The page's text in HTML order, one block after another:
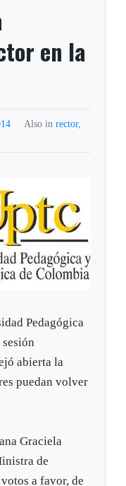
en la
Also in rector,
Pedagógica
abierta la
puedan volver
Graciela
de
a favor, de